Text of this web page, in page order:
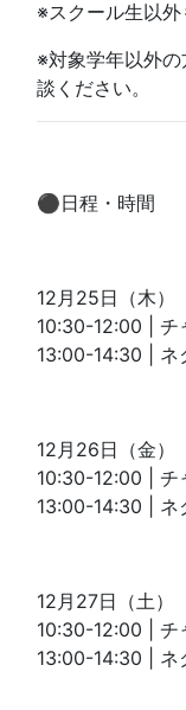
※スクール生以外
※対象学年以外
談ください。
⚫︎日程・時間
12月25日（木）
10:30-12:00 | チ
13:00-14:30 | ネ
12月26日（金）
10:30-12:00 | チ
13:00-14:30 | ネ
12月27日（土）
10:30-12:00 | チ
13:00-14:30 | ネ